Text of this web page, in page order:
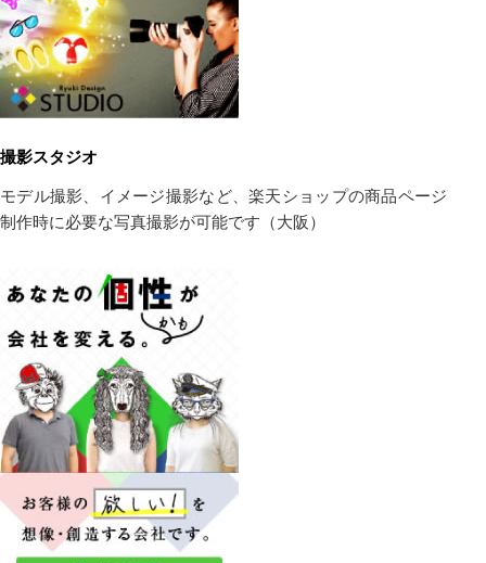
撮影スタジオ
モデル撮影、イメージ撮影など、楽天ショップの商品ページ
制作時に必要な写真撮影が可能です（大阪）